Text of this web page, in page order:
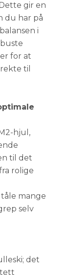
gir en
du har på
i
for at
til
hjul,
til det
rolige
mange
selv
det